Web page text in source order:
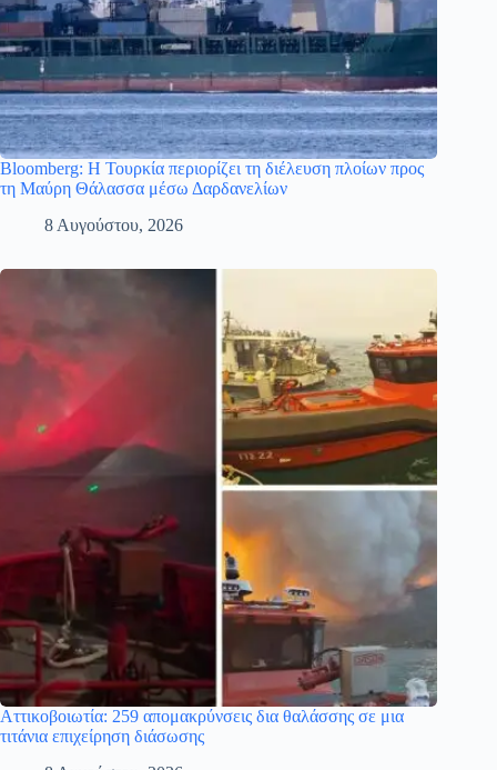
Bloomberg: Η Τουρκία περιορίζει τη διέλευση πλοίων προς
τη Μαύρη Θάλασσα μέσω Δαρδανελίων
8 Αυγούστου, 2026
Αττικοβοιωτία: 259 απομακρύνσεις δια θαλάσσης σε μια
τιτάνια επιχείρηση διάσωσης